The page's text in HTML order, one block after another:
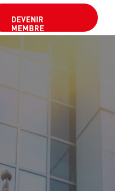
DEVENIR
MEMBRE